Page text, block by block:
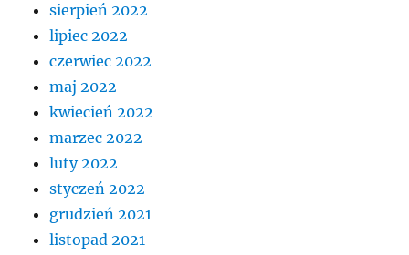
sierpień 2022
lipiec 2022
czerwiec 2022
maj 2022
kwiecień 2022
marzec 2022
luty 2022
styczeń 2022
grudzień 2021
listopad 2021